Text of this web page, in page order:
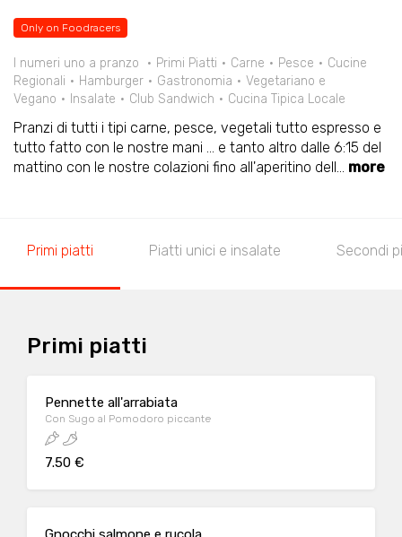
Only on Foodracers
I numeri uno a pranzo Primi Piatti Carne Pesce
Cucine
Regionali
Hamburger Gastronomia
Vegetariano e
Vegano
Insalate Club Sandwich Cucina Tipica Locale
Pranzi di tutti i tipi carne, pesce, vegetali tutto espresso e
tutto fatto con le nostre mani ... e tanto altro dalle 6:15 del
mattino con le nostre colazioni fino all'aperitino dell... more
Primi piatti Piatti unici e insalate Secondi
Primi piatti
Pennette all'arrabiata
Con Sugo al Pomodoro piccante
7.50 €